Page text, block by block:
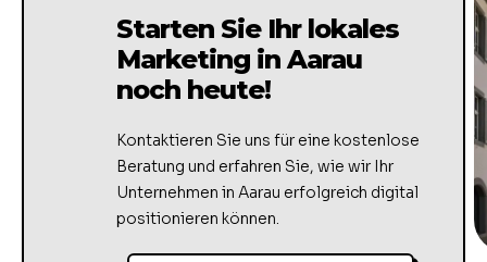
Starten Sie Ihr lokales
Marketing in Aarau
noch heute!
Kontaktieren Sie uns für eine kostenlose
Beratung und erfahren Sie, wie wir Ihr
Unternehmen in Aarau erfolgreich digital
positionieren können.